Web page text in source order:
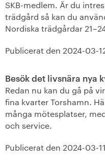
SKB-medlem. Är du
trädgård så kan du
Nordiska trädgårdar
Publicerat den 2024-03-
Besök det livsnära nya
Redan nu kan du gå på
fina kvarter Torshamn.
många mötesplatser,
och service.
Publicerat den 2024-03-11